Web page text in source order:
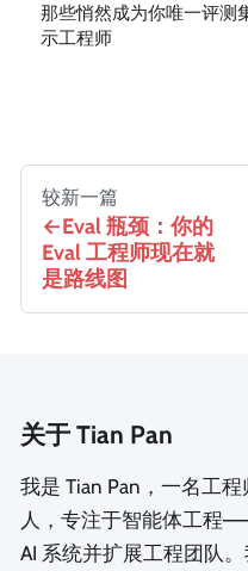
那些悄然成为你唯一评测
示工程师
较新一篇
Eval 瓶颈：你的
Eval 工程师现在就
是路线图
关于 Tian Pan
我是 Tian Pan，一名工
人，专注于智能体工程
AI 系统并扩展工程团队